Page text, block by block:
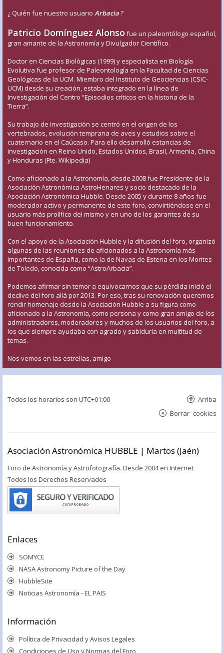
¿ Quién fue nuestro usuario Arbacia?
Patricio Domínguez Alonso fue un paleontólogo español,
gran amante de la Astronomía y Divulgador Científico.
Doctor en Ciencias Biológicas (1999) y especialista en Biología
Evolutiva fue profesor de Paleontología en la Facultad de Ciencias
Geológicas de la UCM. Miembro del Instituto de Geociencias (CSIC-
UCM) desde su creación, estaba integrado en la línea de
Investigación del Centro “Episodios críticos en la historia de la
Tierra”.
Su trabajo de investigación se centró en el origen de los
vertebrados, evolución temprana de aves y estudios sobre el
cuaternario en el Caúcaso. Para ello desarrolló estancias de
investigación en Reino Unido, Estados Unidos, Brasil, Armenia, China
y Honduras (Fte. Wikipedia)
Como aficionado a la Astronomía, desde 2008 fue Presidente de la
Asociación Astronómica AstroHenares y socio destacado de la
Asociación Astronómica Hubble. Desde 2005 y durante 8 años fue
moderador activo y permanente de este foro, convirtiéndose en el
usuario más prolífico del mismo y en uno de los garantes de su
buen funcionamiento.
Con el apoyo de la Asociación Hubble y la difusión del foro, organizó
algunas de las reuniones de aficionados a la Astronomía más
importantes de España, como la de Navas de Estena en los Montes
de Toledo, conocida como “AstroArbacia”.
Podemos afirmar sin temor a equivocarnos que su pérdida inició el
declive del foro allá por 2013. Por eso, tras su renovación queremos
rendir homenaje desde la Asociación Hubble a su figura como
aficionado a la Astronomía, como persona y como gran amigo de los
administradores, moderadores y muchos de los usuarios del foro, a
los que siempre ayudaba con agrado y sabiduría en multitud de
temas.
Nos vemos en las estrellas, amigo
Todos los horarios son UTC+01:00 Arriba
Borrar cookies
Asociación Astronómica HUBBLE | Martos (Jaén)
Foro de Astronomía y Astrofotografía. Desde 2004 en Internet
Todos los Derechos Reservados
Enlaces
SOMYCE
NASA Astronomy Picture of the Day
HubbleSite
Noticias Astronomía - EL PAIS
Información
Política de Privacidad y Avisos Legales
Condiciones de Uso y Normas del Foro